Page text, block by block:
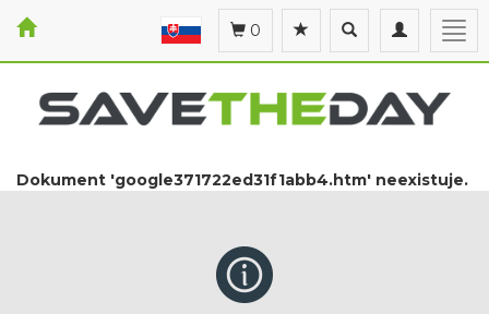
Toggle
navigation
Toggle
search
0
Dokument 'google371722ed31f1abb4.htm' neexistuje.